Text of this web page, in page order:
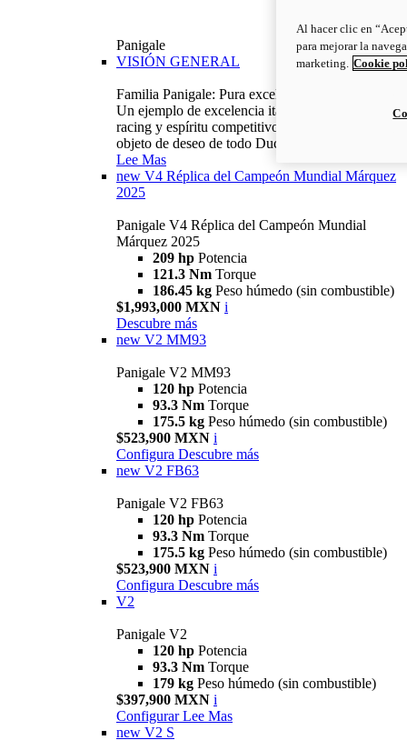
Panigale
VISIÓN GENERAL
Familia Panigale: Pura excelencia italiana.
Un ejemplo de excelencia italiana, con ADN
racing y espíritu competitivo: la Panigale es el
objeto de deseo de todo Ducatista.
Lee Mas
new V4 Réplica del Campeón Mundial Márquez
2025
Panigale V4 Réplica del Campeón Mundial
Márquez 2025
209 hp Potencia
121.3 Nm Torque
186.45 kg Peso húmedo (sin combustible)
$1,993,000 MXN i
Descubre más
new V2 MM93
Panigale V2 MM93
120 hp Potencia
93.3 Nm Torque
175.5 kg Peso húmedo (sin combustible)
$523,900 MXN i
Configura Descubre más
new V2 FB63
Panigale V2 FB63
120 hp Potencia
93.3 Nm Torque
175.5 kg Peso húmedo (sin combustible)
$523,900 MXN i
Configura Descubre más
V2
Panigale V2
120 hp Potencia
93.3 Nm Torque
179 kg Peso húmedo (sin combustible)
$397,900 MXN i
Configurar Lee Mas
new V2 S
Al hacer clic en
para mejorar la
marketing. Cookie